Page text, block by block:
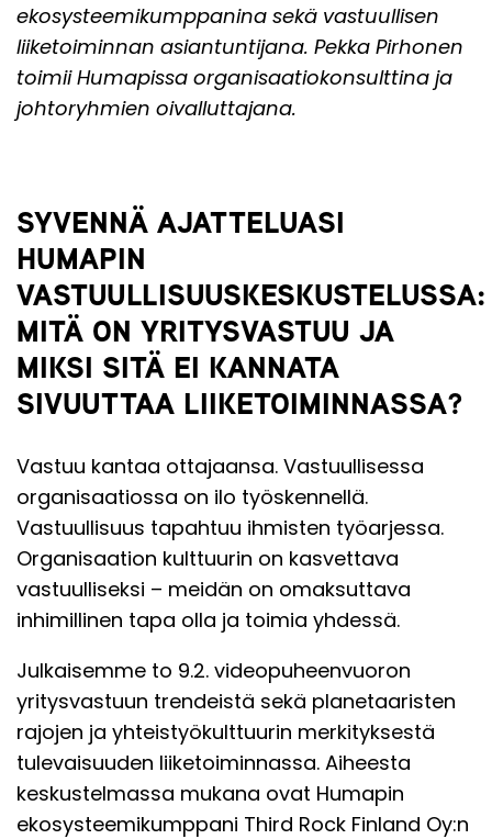
ekosysteemikumppanina sekä vastuullisen
liiketoiminnan asiantuntijana. Pekka Pirhonen
toimii Humapissa organisaatiokonsulttina ja
johtoryhmien oivalluttajana.
SYVENNÄ AJATTELUASI
HUMAPIN
VASTUULLISUUSKESKUSTELUSSA:
MITÄ ON YRITYSVASTUU JA
MIKSI SITÄ EI KANNATA
SIVUUTTAA LIIKETOIMINNASSA?
Vastuu kantaa ottajaansa. Vastuullisessa
organisaatiossa on ilo työskennellä.
Vastuullisuus tapahtuu ihmisten työarjessa.
Organisaation kulttuurin on kasvettava
vastuulliseksi – meidän on omaksuttava
inhimillinen tapa olla ja toimia yhdessä.
Julkaisemme to 9.2. videopuheenvuoron
yritysvastuun trendeistä sekä planetaaristen
rajojen ja yhteistyökulttuurin merkityksestä
tulevaisuuden liiketoiminnassa. Aiheesta
keskustelmassa mukana ovat Humapin
ekosysteemikumppani Third Rock Finland Oy:n